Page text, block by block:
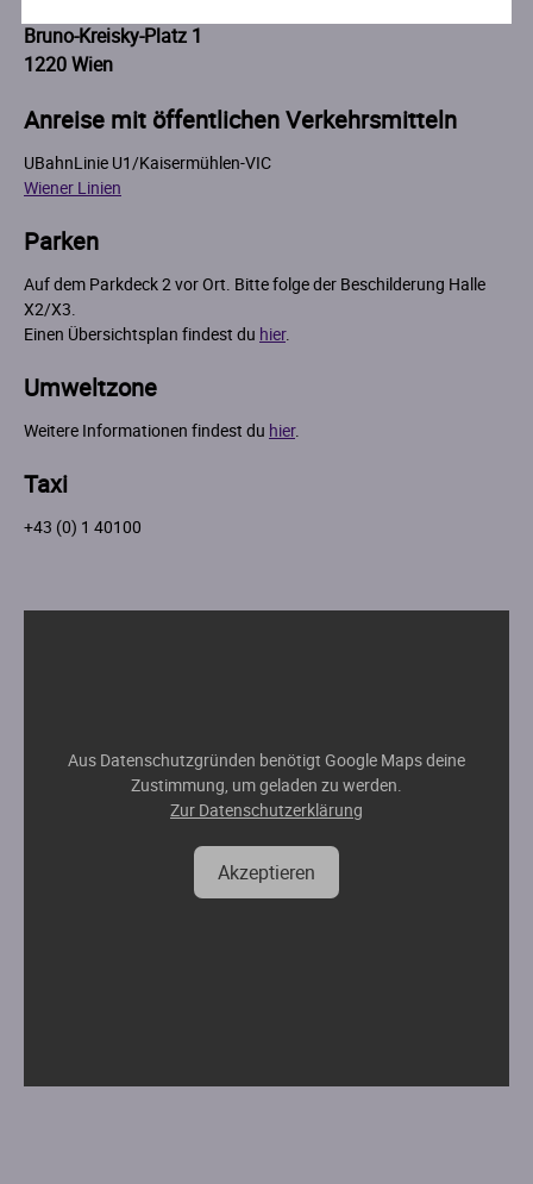
Bruno-Kreisky-Platz 1
1220 Wien
Anreise mit öffentlichen Verkehrsmitteln
UBahnLinie U1/Kaisermühlen-VIC
Wiener Linien
Parken
Auf dem Parkdeck 2 vor Ort. Bitte folge der Beschilderung Halle
X2/X3.
Einen Übersichtsplan findest du hier.
Umweltzone
Weitere Informationen findest du hier.
Taxi
+43 (0) 1 40100
Aus Datenschutzgründen benötigt Google Maps deine
Zustimmung, um geladen zu werden.
Zur Datenschutzerklärung
Akzeptieren